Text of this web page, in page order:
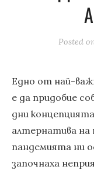
Posted
Едно от най-
е да придобие
дни
алтернатива на
пандемията ни
започнаха